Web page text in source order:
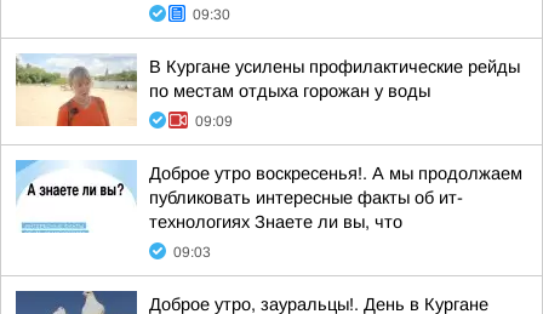
09:30
В Кургане усилены профилактические рейды
по местам отдыха горожан у воды
09:09
Доброе утро воскресенья!. А мы продолжаем
публиковать интересные факты об ит-
технологиях Знаете ли вы, что
09:03
Доброе утро, зауральцы!. День в Кургане